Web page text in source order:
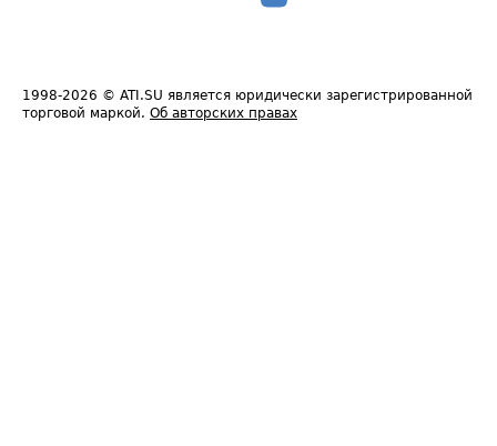
1998-2026 © ATI.SU является юридически зарегистрированной
торговой маркой. Об авторских правах